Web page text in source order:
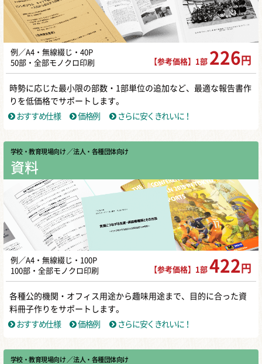
例／A4・無線綴じ・40P
50部・全部モノクロ印刷
【参考価格】1部 226 円
時勢に応じた最小限の部数・1部単位の追加など、最適な報告書作
りを低価格でサポートします。
おすすめ仕様
価格例 さらに安くきれいに！
学校・教育現場向け ／ 法人・各種団体向け
資料
例／A4・無線綴じ・100P
100部・全部モノクロ印刷
【参考価格】1部 422 円
各種公的機関・オフィス用途から趣味用途まで、目的に合った資
料冊子作りをサポートします。
おすすめ仕様
価格例 さらに安くきれいに！
学校・教育現場向け ／ 法人・各種団体向け